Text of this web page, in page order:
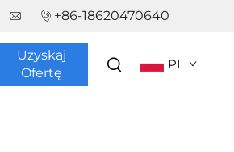
+86-18620470640
Uzyskaj
Ofertę
PL